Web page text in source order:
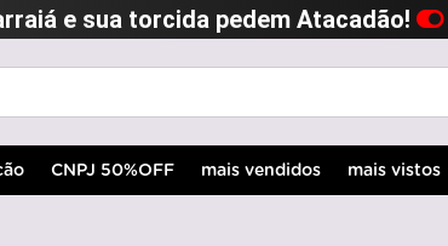
e sua torcida pedem Atacadão!
CNPJ 50%OFF mais vendidos mais vistos